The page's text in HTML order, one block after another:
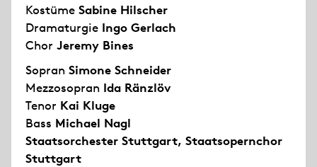
Kostüme Sabine Hilscher
Dramaturgie Ingo Gerlach
Chor Jeremy Bines
Sopran Simone Schneider
Mezzosopran Ida Ränzlöv
Tenor Kai Kluge
Bass Michael Nagl
Staatsorchester Stuttgart, Staatsopernchor
Stuttgart